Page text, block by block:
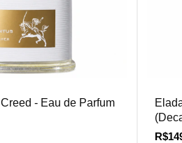
- Eau de Parfum